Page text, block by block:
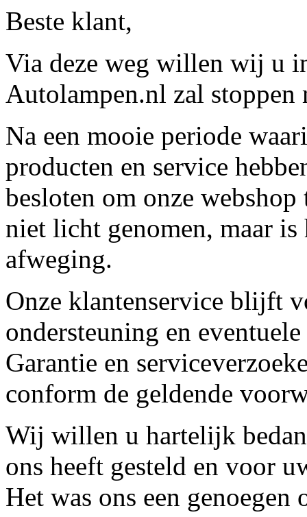
Beste klant,
Via deze weg willen wij u
Autolampen.nl zal stoppen
Na een mooie periode
producten en service
besloten om onze
niet licht genomen, maar
afweging.
Onze klantenservice blijft
ondersteuning en
Garantie en
conform de geldende
Wij willen u hartelijk
ons heeft gesteld en voor
Het was ons een